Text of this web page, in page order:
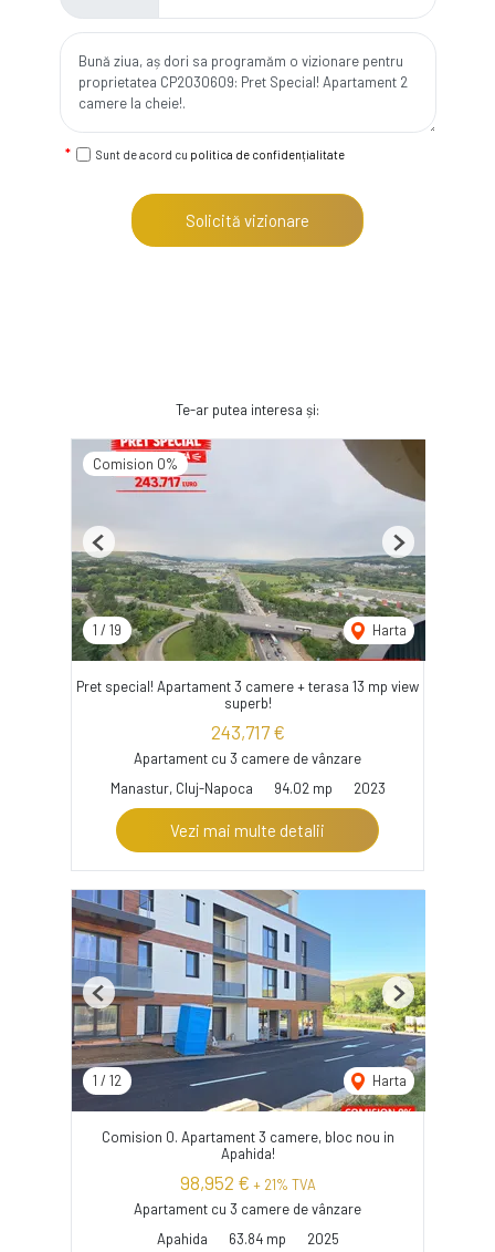
Sunt de acord cu politica de confidențialitate
Solicită vizionare
Te-ar putea interesa și:
Comision 0%
1 / 19 Harta
Previous Next
Pret special! Apartament 3 camere + terasa 13 mp view
superb!
243,717 €
Apartament cu 3 camere de vânzare
Manastur, Cluj-Napoca
94.02 mp 2023
Vezi mai multe detalii
1 / 12 Harta
Previous Next
Comision 0. Apartament 3 camere, bloc nou in
Apahida!
98,952 € + 21% TVA
Apartament cu 3 camere de vânzare
Apahida
63.84 mp 2025